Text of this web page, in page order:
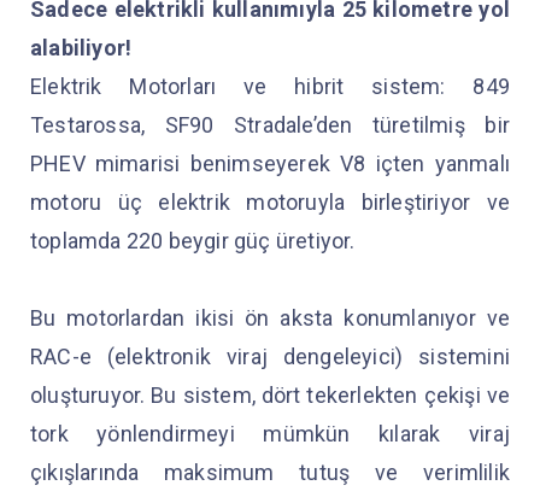
Sadece elektrikli kullanımıyla 25 kilometre yol
alabiliyor!
Elektrik Motorları ve hibrit sistem: 849
Testarossa, SF90 Stradale’den türetilmiş bir
PHEV mimarisi benimseyerek V8 içten yanmalı
motoru üç elektrik motoruyla birleştiriyor ve
toplamda 220 beygir güç üretiyor.
Bu motorlardan ikisi ön aksta konumlanıyor ve
RAC-e (elektronik viraj dengeleyici) sistemini
oluşturuyor. Bu sistem, dört tekerlekten çekişi ve
tork yönlendirmeyi mümkün kılarak viraj
çıkışlarında maksimum tutuş ve verimlilik